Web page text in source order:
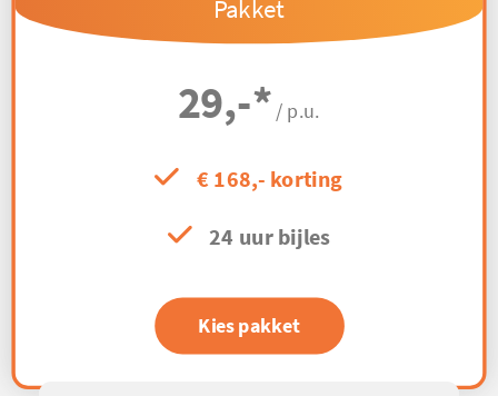
Pakket
29,-* / p.u.
€ 168,- korting
24 uur bijles
Kies pakket